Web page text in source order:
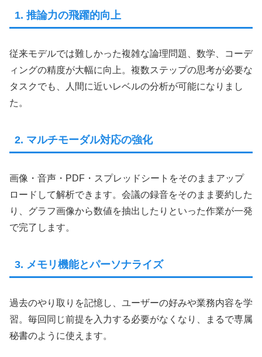
1. 推論力の飛躍的向上
従来モデルでは難しかった複雑な論理問題、数学、コーデ
ィングの精度が大幅に向上。複数ステップの思考が必要な
タスクでも、人間に近いレベルの分析が可能になりまし
た。
2. マルチモーダル対応の強化
画像・音声・PDF・スプレッドシートをそのままアップ
ロードして解析できます。会議の録音をそのまま要約した
り、グラフ画像から数値を抽出したりといった作業が一発
で完了します。
3. メモリ機能とパーソナライズ
過去のやり取りを記憶し、ユーザーの好みや業務内容を学
習。毎回同じ前提を入力する必要がなくなり、まるで専属
秘書のように使えます。